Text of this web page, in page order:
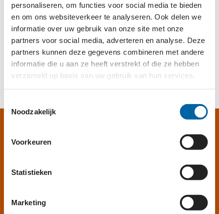
personaliseren, om functies voor social media te bieden
en om ons websiteverkeer te analyseren. Ook delen we
informatie over uw gebruik van onze site met onze
partners voor social media, adverteren en analyse. Deze
partners kunnen deze gegevens combineren met andere
informatie die u aan ze heeft verstrekt of die ze hebben
verzameld op basis van uw gebruik van hun services.
Noodzakelijk
Voorkeuren
Statistieken
Marketing
financieringsecosysteem door de bredere
donorgemeenschap en mondiale beleidsruimten
rechtstreeks te betrekken en te beïnvloeden, met
als doel om meer én kwalitatief betere geldstromen
—flexibel, direct en voor de lange termijn—te
sturen naar feministische graswortelbewegingen.
GEVEN AAN MAMA
HELP MEE